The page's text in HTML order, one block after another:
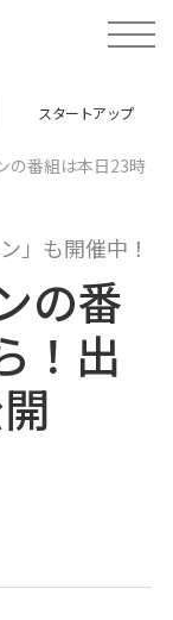
t
o
e
v
スタートアップ
の番組は本日23時
」も開催中！
の番
！出